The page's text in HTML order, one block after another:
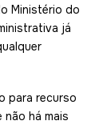
Ministério do
já
para recurso
há mais